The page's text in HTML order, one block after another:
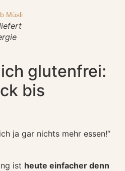
glutenfrei:
bis
ja gar nichts mehr essen!“
ist heute einfacher denn